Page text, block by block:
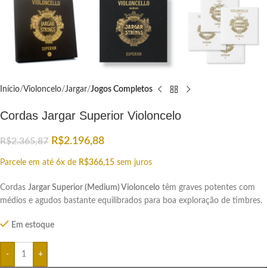
Início Violoncelo Jargar Jogos Completos
Cordas Jargar Superior Violoncelo
R$2.365,87 R$2.196,88
Parcele em até 6x de R$366,15 sem juros
Cordas Jargar Superior (Medium) Violoncelo têm graves potentes com
médios e agudos bastante equilibrados para boa exploração de timbres.
Em estoque